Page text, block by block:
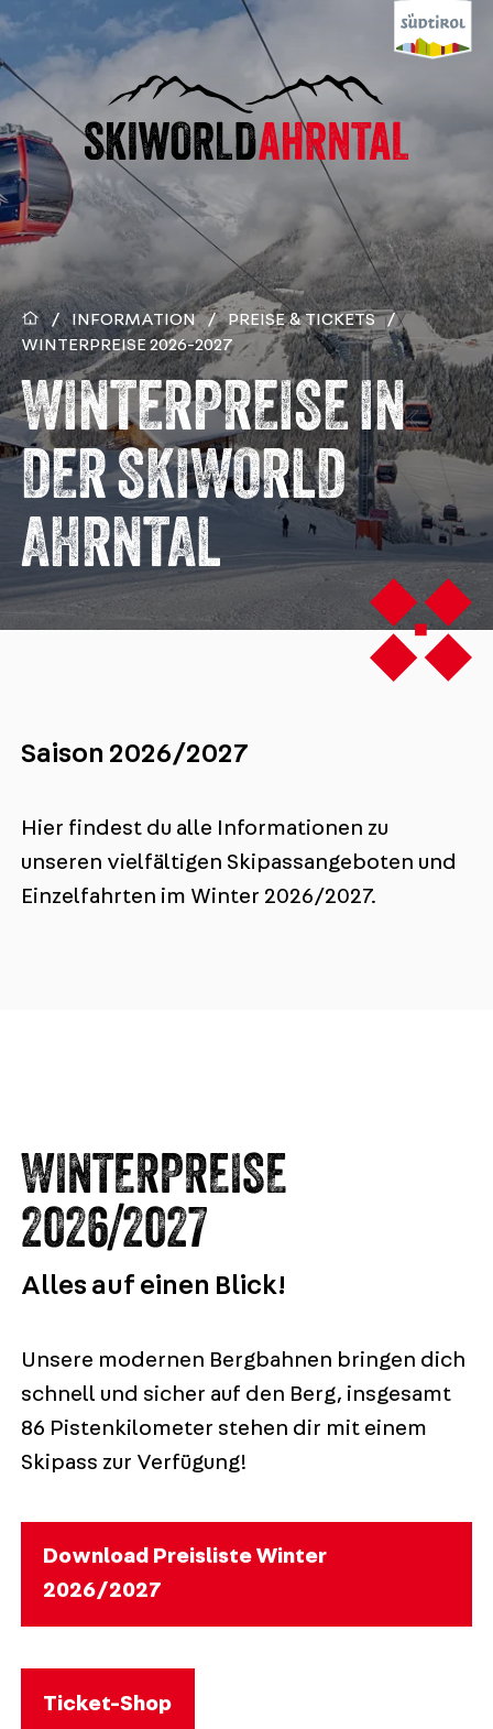
/ INFORMATION / PREISE & TICKETS
/
WINTERPREISE 2026-2027
WINTERPREISE IN
DER SKIWORLD
AHRNTAL
Saison 2026/2027
Hier findest du alle Informationen zu
unseren vielfältigen Skipassangeboten und
Einzelfahrten im Winter 2026/2027.
WINTERPREISE
2026/2027
Alles auf einen Blick!
Unsere modernen Bergbahnen bringen dich
schnell und sicher auf den Berg, insgesamt
86 Pistenkilometer stehen dir mit einem
Skipass zur Verfügung!
Download Preisliste Winter
2026/2027
Ticket-Shop